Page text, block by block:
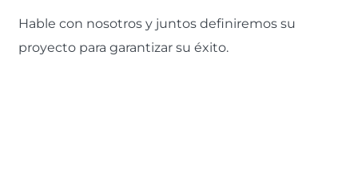
Hable con nosotros y juntos definiremos su
proyecto para garantizar su éxito.